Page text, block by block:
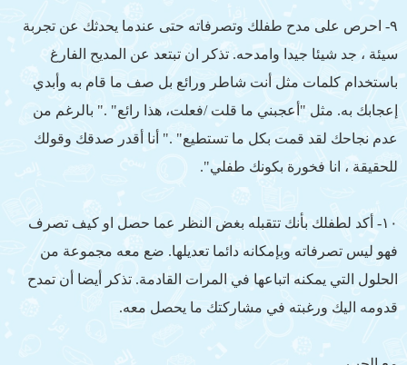
٩- احرص على مدح طفلك وتصرفاته حتى عندما يحدثك عن تجربة
سيئة ، جد شيئا جيدا وامدحه. تذكر ان تبتعد عن المديح الفارغ
باستخدام كلمات مثل أنت شاطر ورائع بل صف ما قام به وأبدي
إعجابك به. مثل "أعجبني ما قلت /فعلت، هذا رائع" ." بالرغم من
عدم نجاحك لقد قمت بكل ما تستطيع" ." أنا أقدر صدقك وقولك
للحقيقة ، انا فخورة بكونك طفلي".
١٠- أكد لطفلك بأنك تتقبله بغض النظر عما حصل او كيف تصرف
فهو ليس تصرفاته وبإمكانه دائما تعديلها. ضع معه مجموعة من
الحلول التي يمكنه اتباعها في المرات القادمة. تذكر أيضا أن تمدح
قدومه اليك ورغبته في مشاركتك ما يحصل معه.